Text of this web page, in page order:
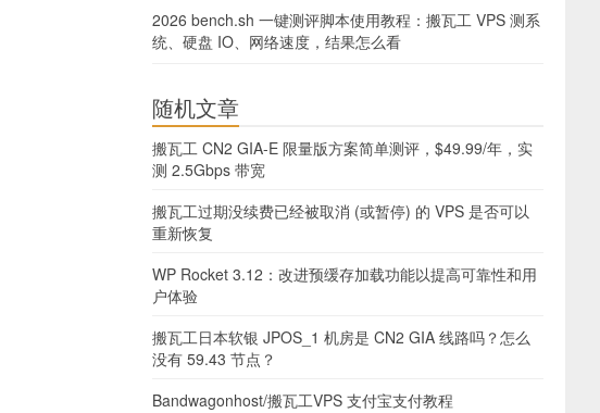
2026 bench.sh 一键测评脚本使用教程：搬瓦工 VPS 测系
统、硬盘 IO、网络速度，结果怎么看
随机文章
搬瓦工 CN2 GIA-E 限量版方案简单测评，$49.99/年，实
测 2.5Gbps 带宽
搬瓦工过期没续费已经被取消 (或暂停) 的 VPS 是否可以
重新恢复
WP Rocket 3.12：改进预缓存加载功能以提高可靠性和用
户体验
搬瓦工日本软银 JPOS_1 机房是 CN2 GIA 线路吗？怎么
没有 59.43 节点？
Bandwagonhost/搬瓦工VPS 支付宝支付教程